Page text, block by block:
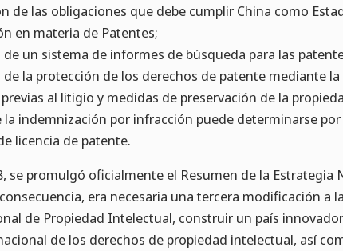
de las obligaciones que debe cumplir China como
en materia de Patentes;
de un sistema de informes de búsqueda para las
de la protección de los derechos de patente mediante
al litigio y medidas de preservación de la
la indemnización por infracción puede determinarse
licencia de patente.
se promulgó oficialmente el Resumen de la Estrategia
era necesaria una tercera modificación a
de Propiedad Intelectual, construir un país
de los derechos de propiedad intelectual, así